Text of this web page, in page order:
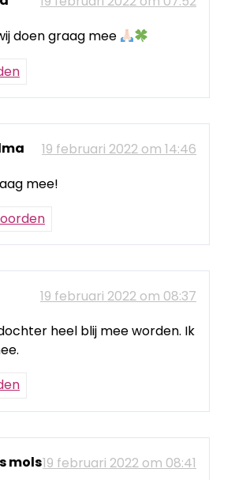
doen graag mee
19 februari 2022 om 14:46
mee!
19 februari 2022 om 08:37
heel blij mee worden. Ik
mols19 februari 2022 om 08:41